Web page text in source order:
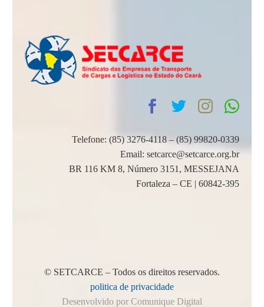
Telefone: (85) 3276-4118 – (85) 99820-0339
Email: setcarce@setcarce.org.br
BR 116 KM 8, Número 3151, MESSEJANA
Fortaleza – CE | 60842-395
© SETCARCE – Todos os direitos reservados.
politica de privacidade
Desenvolvido por Comunique Digital